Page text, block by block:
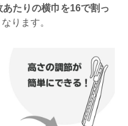
あたりの横巾を16で割っ
なります。